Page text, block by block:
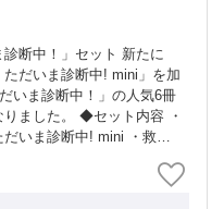
断中！」セット 新たに
だいま診断中! mini」を加
いま診断中！」の人気6冊
りました。 ◆セット内容 ・
いま診断中! mini ・救急
・救急心電図 ただいま診断
内...